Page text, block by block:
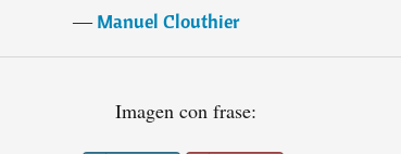
―Manuel Clouthier
Imagen con frase: